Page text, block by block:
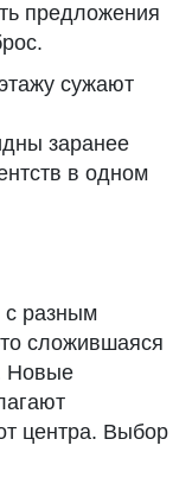
предложения
сужают
заранее
в одном
с разным
сложившаяся
Новые
центра. Выбор